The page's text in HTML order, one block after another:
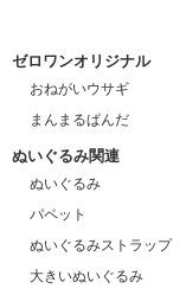
ゼロワンオリジナル
おねがいウサギ
まんまるぱんだ
ぬいぐるみ関連
ぬいぐるみ
パペット
ぬいぐるみストラップ
大きいぬいぐるみ